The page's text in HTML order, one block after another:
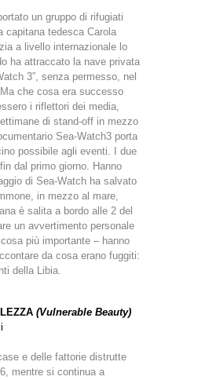
un gruppo di rifugiati
capitana tedesca Carola
a livello internazionale lo
ha attraccato la nave privata
3”, senza permesso, nel
che cosa era successo
i riflettori dei media,
di stand-off in mezzo
Sea-Watch3 porta
possibile agli eventi. I due
dal primo giorno. Hanno
di Sea-Watch ha salvato
in mezzo al mare,
è salita a bordo alle 2 del
un avvertimento personale
più importante – hanno
da cosa erano fuggiti:
della Libia.
(Vulnerable Beauty)
e delle fattorie distrutte
mentre si continua a